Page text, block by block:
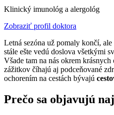
Klinický imunológ a alergológ
Zobraziť profil doktora
Letná sezóna už pomaly končí,
stále ešte vedú doslova všetkými
Všade tam na nás okrem
zážitkov číhajú aj podceňované
ochorením na cestách bývajú c
Prečo sa objavujú